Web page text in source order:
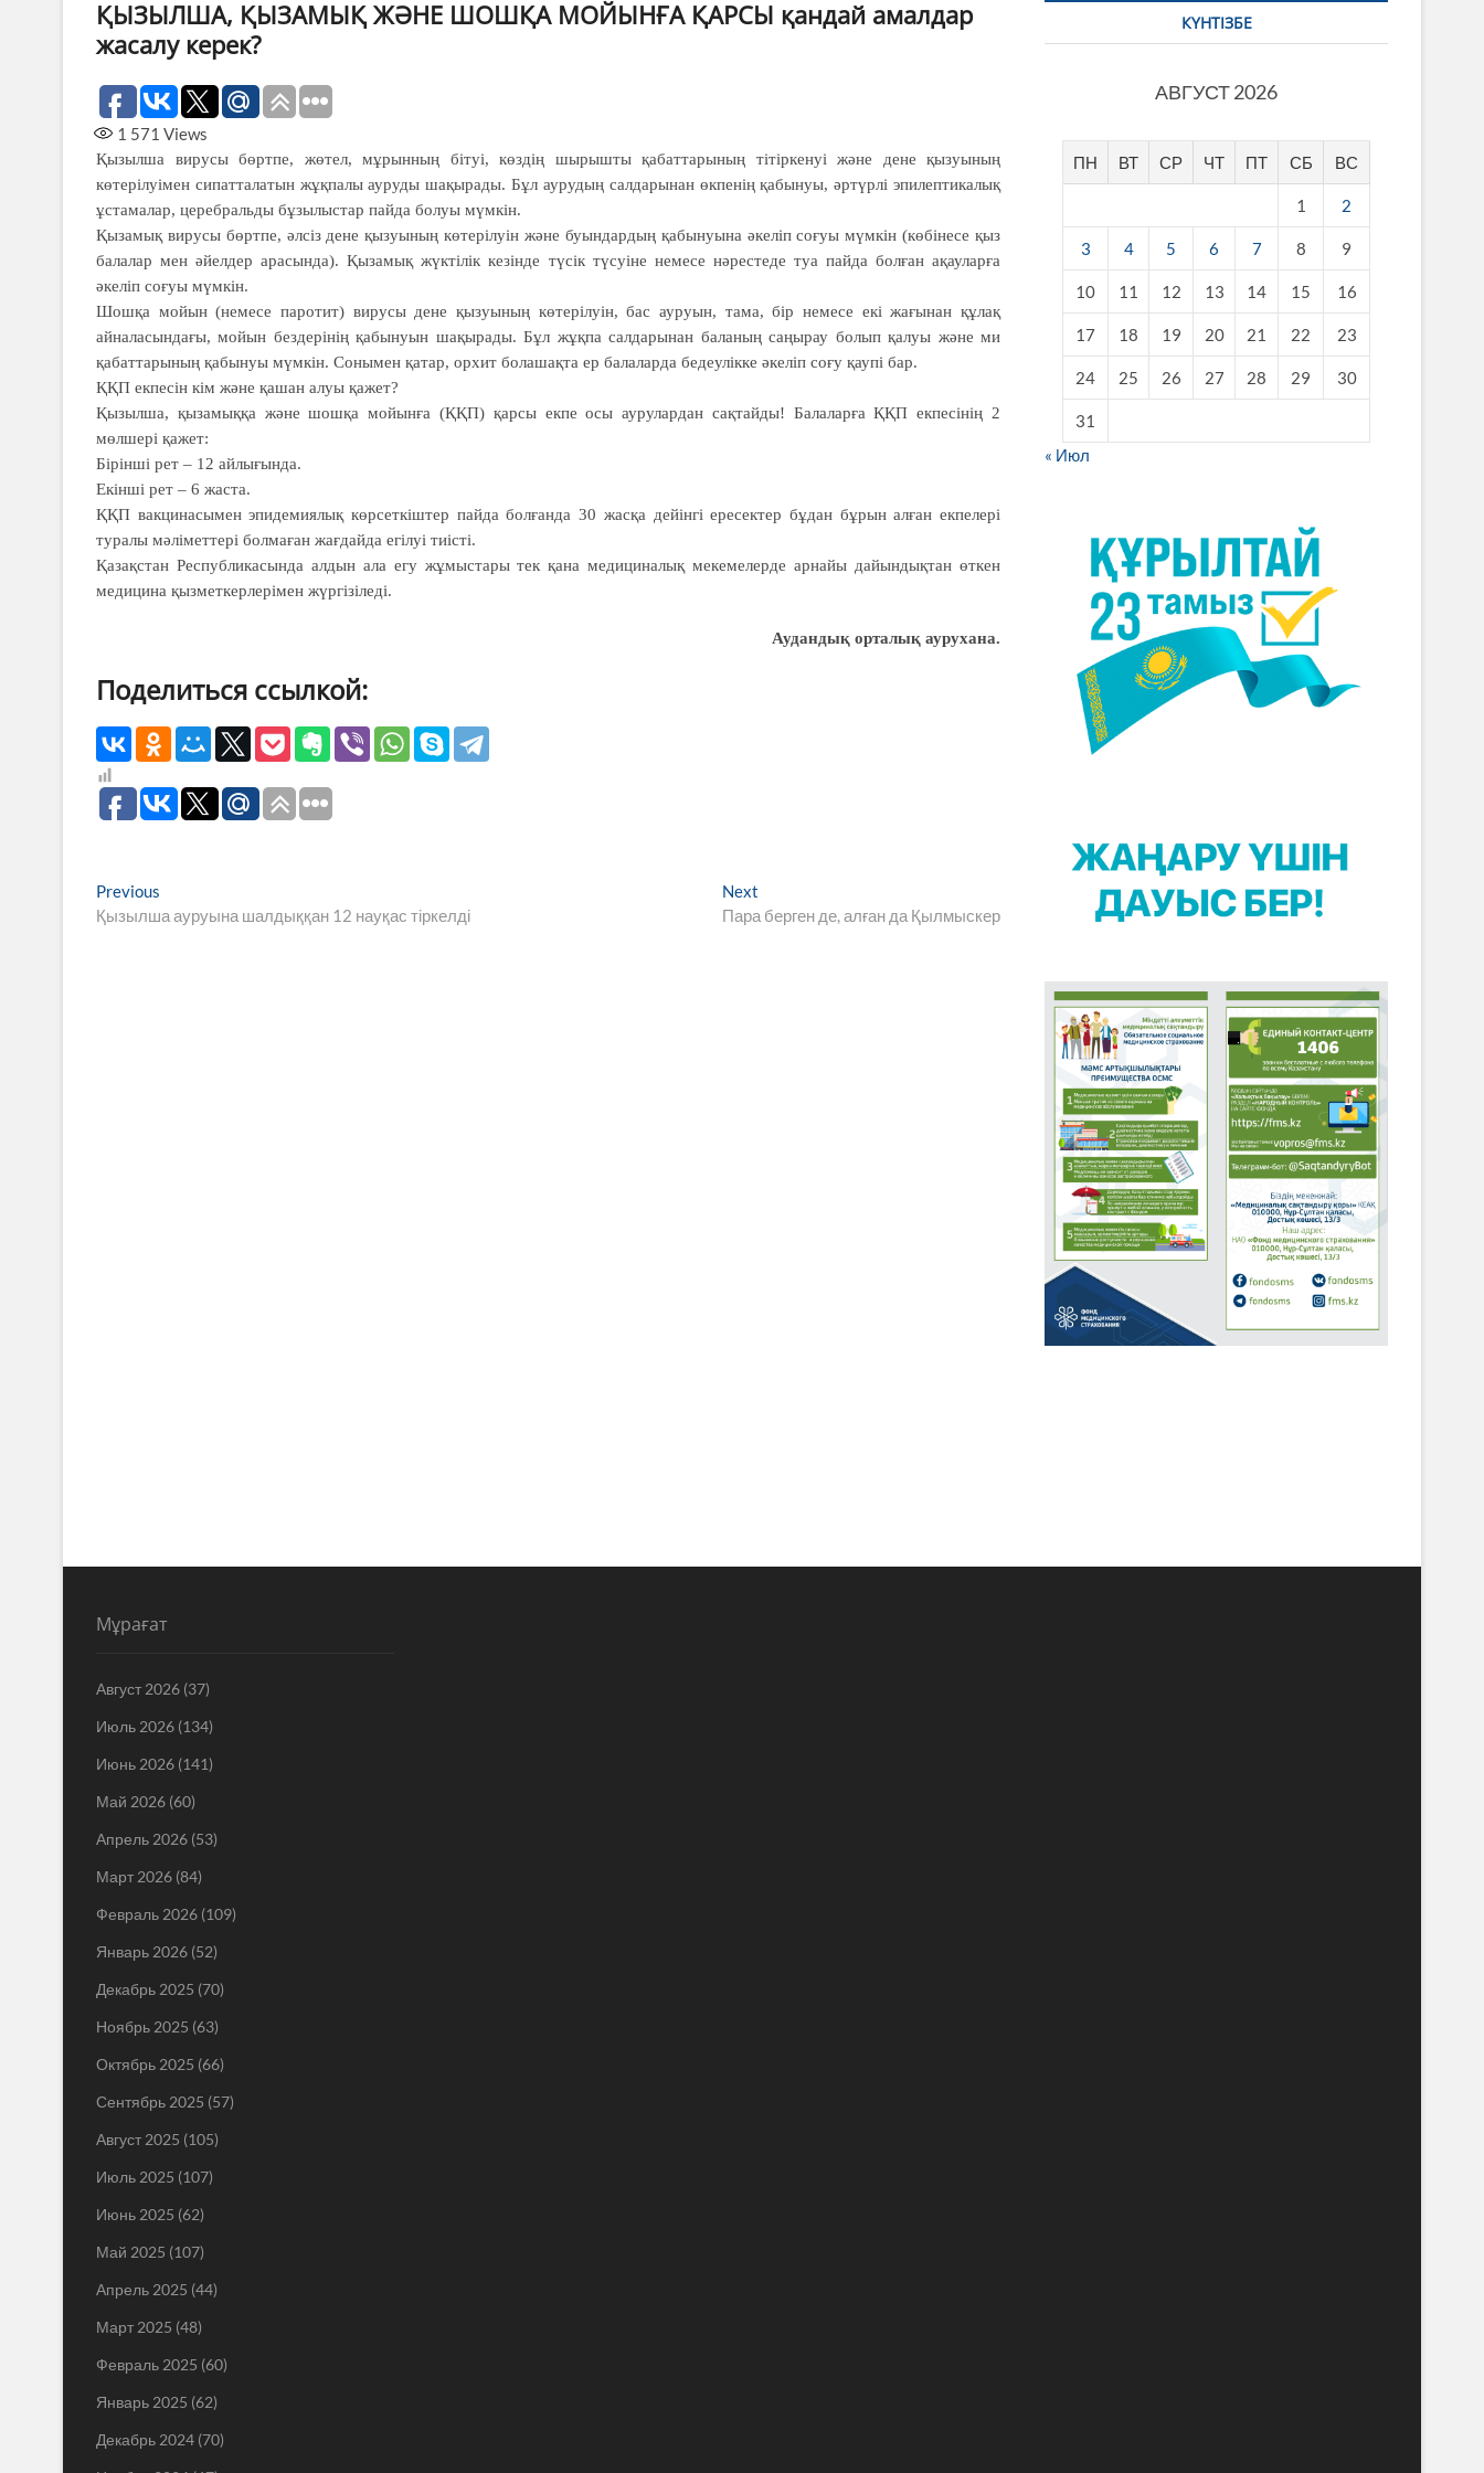
ҚЫЗЫЛША, ҚЫЗАМЫҚ ЖӘНЕ ШОШҚА МОЙЫНҒА ҚАРСЫ қандай амалдар
жасалу керек?
1 571 Views
Қызылша вирусы бөртпе, жөтел, мұрынның бітуі, көздің шырышты қабаттарының тітіркенуі және дене қызуының
көтерілуімен сипатталатын жұқпалы ауруды шақырады. Бұл аурудың салдарынан өкпенің қабынуы, әртүрлі эпилептикалық
ұстамалар, церебральды бұзылыстар пайда болуы мүмкін.
Қызамық вирусы бөртпе, әлсіз дене қызуының көтерілуін және буындардың қабынуына әкеліп соғуы мүмкін (көбінесе қыз
балалар мен әйелдер арасында). Қызамық жүктілік кезінде түсік түсуіне немесе нәрестеде туа пайда болған ақауларға
әкеліп соғуы мүмкін.
Шошқа мойын (немесе паротит) вирусы дене қызуының көтерілуін, бас ауруын, тама, бір немесе екі жағынан құлақ
айналасындағы, мойын бездерінің қабынуын шақырады. Бұл жұқпа салдарынан баланың саңырау болып қалуы және ми
қабаттарының қабынуы мүмкін. Сонымен қатар, орхит болашақта ер балаларда бедеулікке әкеліп соғу қаупі бар.
ҚҚП екпесін кім және қашан алуы қажет?
Қызылша, қызамыққа және шошқа мойынға (ҚҚП) қарсы екпе осы аурулардан сақтайды! Балаларға ҚҚП екпесінің 2
мөлшері қажет:
Бірінші рет – 12 айлығында.
Екінші рет – 6 жаста.
ҚҚП вакцинасымен эпидемиялық көрсеткіштер пайда болғанда 30 жасқа дейінгі ересектер бұдан бұрын алған екпелері
туралы мәліметтері болмаған жағдайда егілуі тиісті.
Қазақстан Республикасында алдын ала егу жұмыстары тек қана медициналық мекемелерде арнайы дайындықтан өткен
медицина қызметкерлерімен жүргізіледі.
Аудандық орталық аурухана.
Поделиться ссылкой:
Навигация
по
Previous
post:
Қызылша ауруына шалдыққан 12 науқас тіркелді
Next
post:
Пара берген де, алған да Қылмыскер
КҮНТІЗБЕ
АВГУСТ 2026
ПН ВТ СР ЧТ ПТ СБ ВС
1 2
3 4 5 6 7 8 9
10 11 12 13 14 15 16
17 18 19 20 21 22 23
24 25 26 27 28 29 30
31
« Июл
Мұрағат
Август 2026 (37)
Июль 2026 (134)
Июнь 2026 (141)
Май 2026 (60)
Апрель 2026 (53)
Март 2026 (84)
Февраль 2026 (109)
Январь 2026 (52)
Декабрь 2025 (70)
Ноябрь 2025 (63)
Октябрь 2025 (66)
Сентябрь 2025 (57)
Август 2025 (105)
Июль 2025 (107)
Июнь 2025 (62)
Май 2025 (107)
Апрель 2025 (44)
Март 2025 (48)
Февраль 2025 (60)
Январь 2025 (62)
Декабрь 2024 (70)